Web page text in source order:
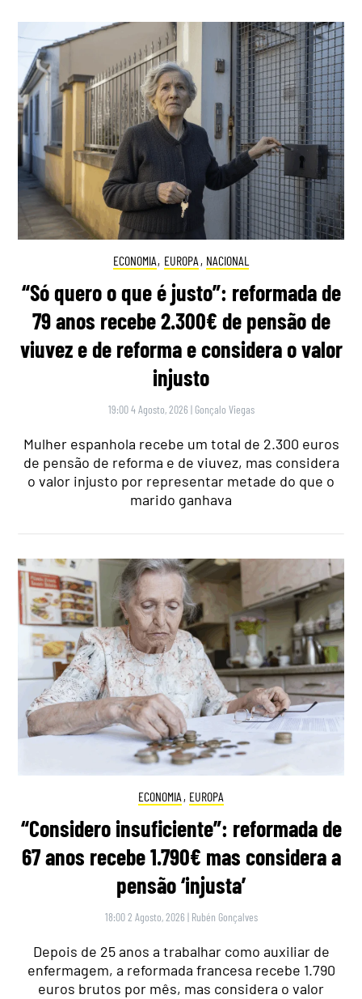
ECONOMIA, EUROPA , NACIONAL
“Só quero o que é justo”: reformada de
79 anos recebe 2.300€ de pensão de
viuvez e de reforma e considera o valor
injusto
19:00 4 Agosto, 2026 | Gonçalo Viegas
Mulher espanhola recebe um total de 2.300 euros
de pensão de reforma e de viuvez, mas considera
o valor injusto por representar metade do que o
marido ganhava
ECONOMIA , EUROPA
“Considero insuficiente”: reformada de
67 anos recebe 1.790€ mas considera a
pensão ‘injusta’
18:00 2 Agosto, 2026 | Rubén Gonçalves
Depois de 25 anos a trabalhar como auxiliar de
enfermagem, a reformada francesa recebe 1.790
euros brutos por mês, mas considera o valor